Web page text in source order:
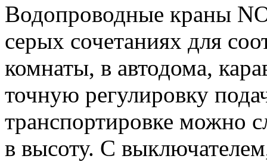
Водопроводные краны
серых сочетаниях для
комнаты, в автодома,
точную регулировку
транспортировке можно
в высоту. С